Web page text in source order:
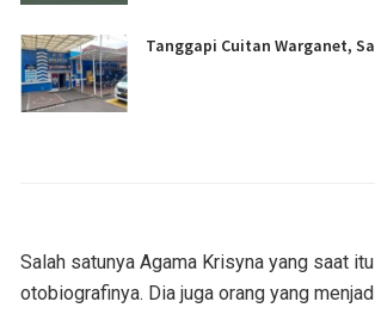
Tanggapi Cuitan Warganet,
Salah satunya Agama Krisyna yang saat
otobiografinya. Dia juga orang yang